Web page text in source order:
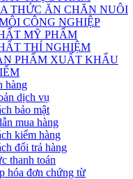
THỨC ĂN CHĂN NUÔI
CÔNG NGHIỆP
MỸ PHẨM
THÍ NGHIỆM
PHẨM XUẤT KHẨU
hàng
dịch vụ
bảo mật
mua hàng
kiểm hàng
đổi trả hàng
thanh toán
hóa đơn chứng từ